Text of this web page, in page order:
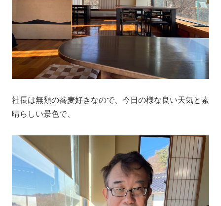
社長は無類の蕎麦好きなので、今日の様な良い天気と素
晴らしい景色で、